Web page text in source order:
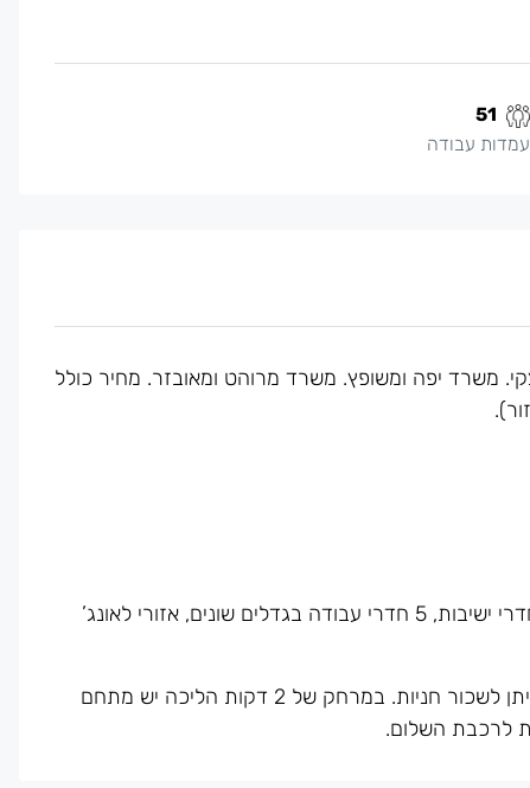
51
עמדות עבודה
משרד יפה ומשופץ. משרד מרוהט ומאובזר. מחיר כולל
המשרד מחולק ל- 2 אופן ספייס, 2 חדרי ישיבות, 5 חדרי עבודה בגדלים שונים, אזורי לאונג’
בניין מתוחזק מעולה. יש חניון תת קרקעי לבניין וניתן לשכור חניות. במרחק של 2 דקות הליכה יש מתחם